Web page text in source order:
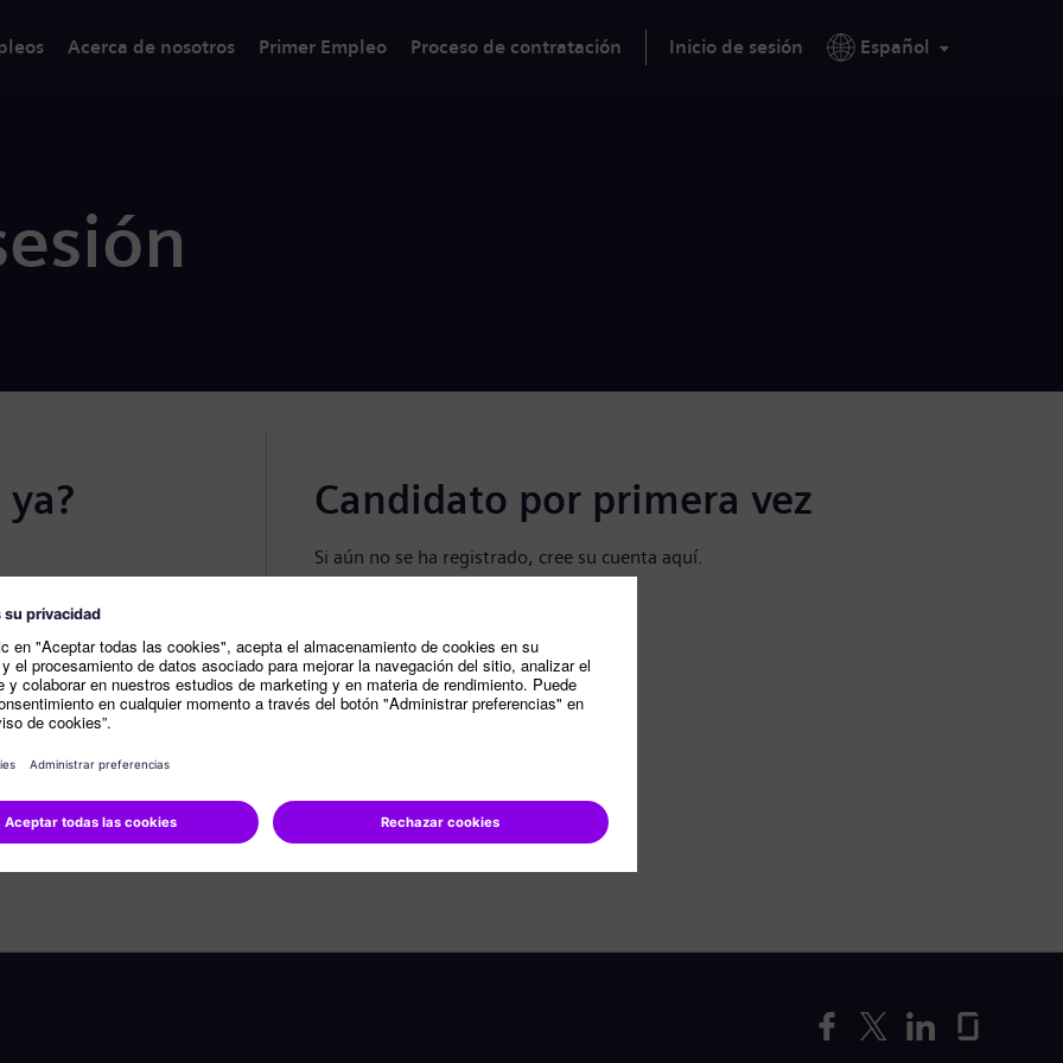
Acerca de nosotros Primer Empleo Proceso de contratación Inicio de sesión Español
Candidato por primera vez
Si aún no se ha registrado, cree su cuenta aquí.